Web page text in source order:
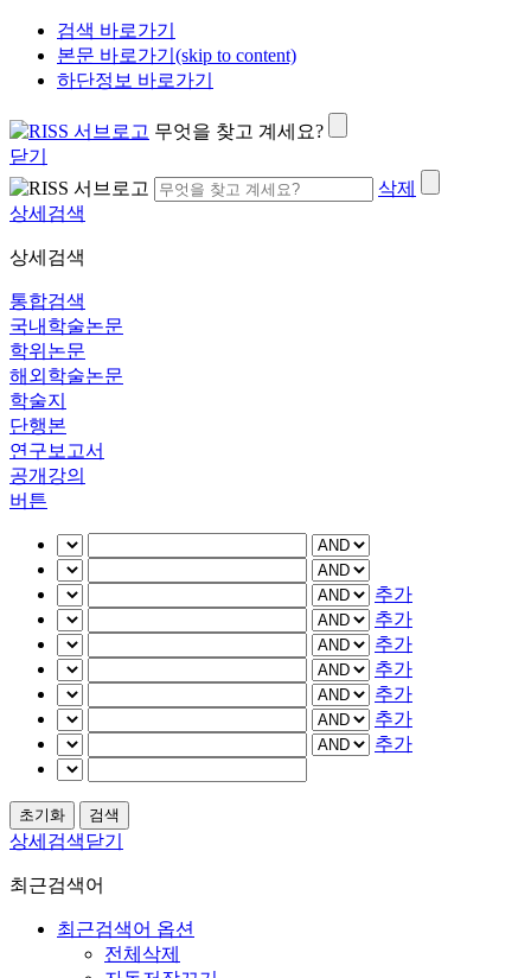
검색 바로가기
본문 바로가기(skip to content)
하단정보 바로가기
무엇을 찾고 계세요?
닫기
삭제
상세검색
상세검색
통합검색
국내학술논문
학위논문
해외학술논문
학술지
단행본
연구보고서
공개강의
버튼
추가
추가
추가
추가
추가
추가
추가
상세검색닫기
최근검색어
최근검색어 옵션
전체삭제